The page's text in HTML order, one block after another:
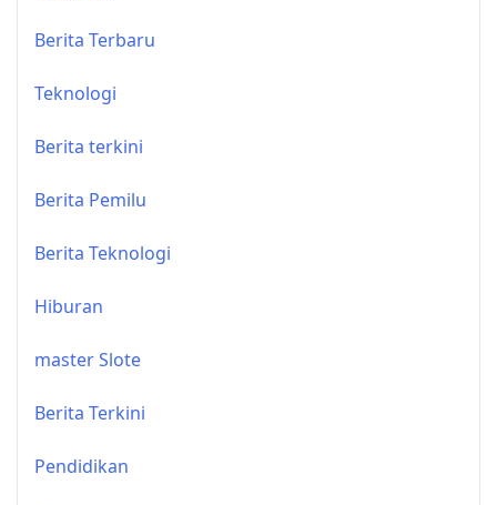
Berita Terbaru
Teknologi
Berita terkini
Berita Pemilu
Berita Teknologi
Hiburan
master Slote
Berita Terkini
Pendidikan